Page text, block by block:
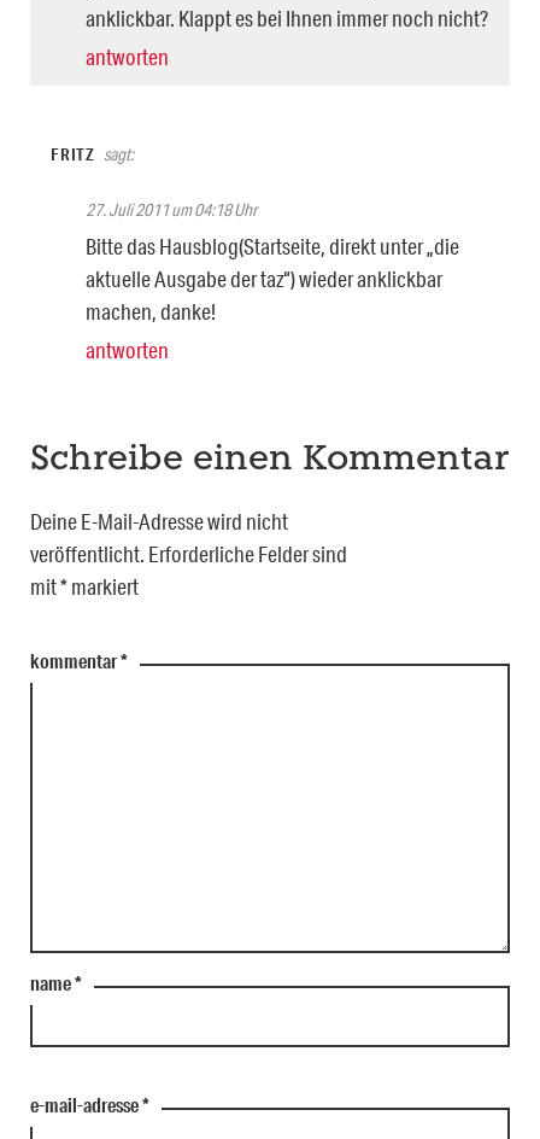
anklickbar. Klappt es bei Ihnen immer noch nicht?
antworten
FRITZ sagt:
27. Juli 2011 um 04:18 Uhr
Bitte das Hausblog(Startseite, direkt unter „die
aktuelle Ausgabe der taz“) wieder anklickbar
machen, danke!
antworten
Schreibe einen Kommentar
Deine E-Mail-Adresse wird nicht
veröffentlicht. Erforderliche Felder sind
mit*markiert
kommentar*
name*
e-mail-adresse*